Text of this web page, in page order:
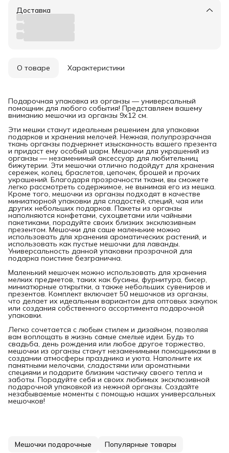
Доставка
О товаре Характеристики
Подарочная упаковка из органзы — универсальный
помощник для любого события! Представляем вашему
вниманию мешочки из органзы 9х12 см.
Эти мешки станут идеальным решением для упаковки
подарков и хранения мелочей. Нежная, полупрозрачная
ткань органзы подчеркнет изысканность вашего презента
и придаст ему особый шарм. Мешочки для украшений из
органзы — незаменимый аксессуар для любительниц
бижутерии. Эти мешочки отлично подойдут для хранения
сережек, колец, браслетов, цепочек, брошей и прочих
украшений. Благодаря прозрачности ткани, вы сможете
легко рассмотреть содержимое, не вынимая его из мешка.
Кроме того, мешочки из органзы подходят в качестве
миниатюрной упаковки для сладостей, специй, чая или
других небольших подарков. Пакеты из органзы
наполняются конфетами, сухоцветами или чайными
пакетиками, порадуйте своих близких эксклюзивным
презентом. Мешочки для саше маленькие можно
использовать для хранения ароматических растений, и
использовать как пустые мешочки для лаванды.
Универсальность данной упаковки прозрачной для
подарка поистине безгранична.
Маленький мешочек можно использовать для хранения
мелких предметов, таких как бусины, фурнитура, бисер,
миниатюрные открытки, а также небольших сувениров и
презентов. Комплект включает 50 мешочков из органзы,
что делает их идеальным вариантом для оптовых закупок
или создания собственного ассортимента подарочной
упаковки.
Легко сочетается с любым стилем и дизайном, позволяя
вам воплощать в жизнь самые смелые идеи. Будь то
свадьба, день рождения или любое другое торжество,
мешочки из органзы станут незаменимыми помощниками в
создании атмосферы праздника и уюта. Наполните их
памятными мелочами, сладостями или ароматными
специями и подарите близким частичку своего тепла и
заботы. Порадуйте себя и своих любимых эксклюзивной
подарочной упаковкой из нежной органзы. Создайте
незабываемые моменты с помощью наших универсальных
мешочков!
Мешочки подарочные Популярные товары